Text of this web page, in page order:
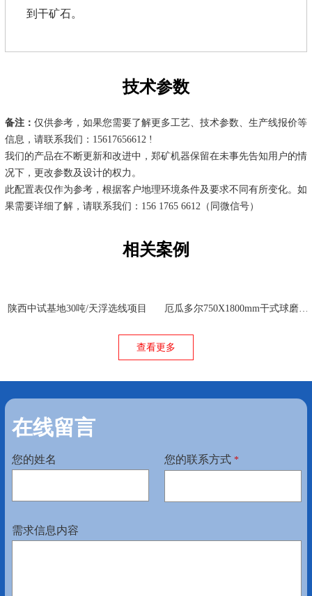
到干矿石。
技术参数
备注： 仅供参考，如果您需要了解更多工艺、技术参数、生产线报价等
信息，请联系我们：15617656612 !
我们的产品在不断更新和改进中，郑矿机器保留在未事先告知用户的情
况下，更改参数及设计的权力。
此配置表仅作为参考，根据客户地理环境条件及要求不同有所变化。如
果需要详细了解，请联系我们：156 1765 6612（同微信号）
相关案例
陕西中试基地30吨/天浮选线项目
查看更多
在线留言
您的姓名 您的联系方式*
需求信息内容